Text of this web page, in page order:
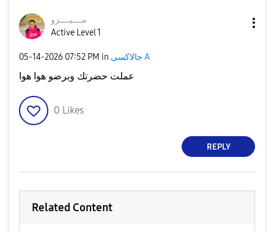
مــــيــــزو
Active Level 1
‎05-14-2026 07:52 PM in جالاكسى A
عملت حضرتك وبرضو هوا هوا
0 Likes
REPLY
Related Content